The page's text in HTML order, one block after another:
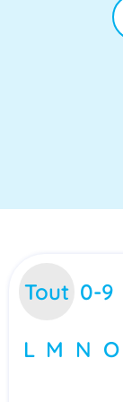
Tout 0-9
L M N O